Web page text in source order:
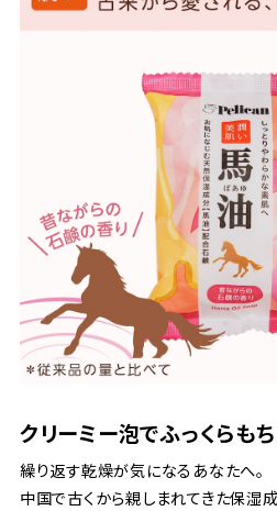
クリーミー泡でふっくらも
繰り返す乾燥が気になるあなたへ。
中国で古くから親しまれてきた保湿